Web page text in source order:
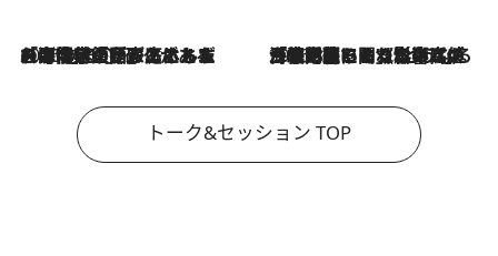
2026.8.3
「今後値上げがあるとすれば…」「リスクがあるのは今年の冬」エネルギー専門家が語る、ホルムズ海峡封鎖が家庭にもたらす“ある心配” 2026.8.3
「住宅建てられない…」「サーチャージ料の高値が続いている」ホルムズ海峡封鎖による影響はいつまで続く？《エネルギー専門家に聞く“どうなる日本の暮らし”》
トーク&セッション TOP